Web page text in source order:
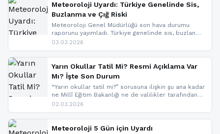
Meteoroloji Uyardı: Türkiye Genelinde Sis,
Buzlanma ve Çığ Riski
Meteoroloji Genel Müdürlüğü son hava durumu
raporunu yayımladı. Türkiye genelinde sis, buzlanma
ve don beklenirken Doğu Anadolu ve Doğu
yapıldı. İşte son dakika meteoroloji gelişmeleri.
03.03.2026
Yarın Okullar Tatil Mi? Resmi Açıklama Var
Mı? İşte Son Durum
“Yarın okullar tatil mi?” sorusuna ilişkin şu ana kadar
ne Millî Eğitim Bakanlığı ne de valilikler tarafından
yapılmış resmi bir tatil açıklaması bulunmamaktadır.
paylaşacağız. En hızlı şekilde haberdar olmak için
sitemizi takip edebilir ve bildirimleri açabilirsiniz.
02.03.2026
Meteoroloji 5 Gün için Uyardı